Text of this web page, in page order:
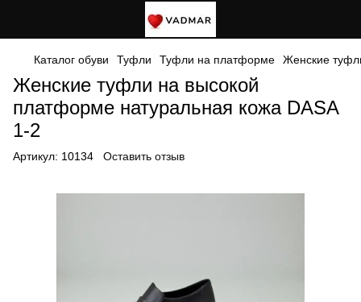
Каталог обуви Туфли Туфли на платформе Женские
Женские туфли на высокой
платформе натуральная кожа DASA
1-2
Артикул: 10134 Оставить отзыв